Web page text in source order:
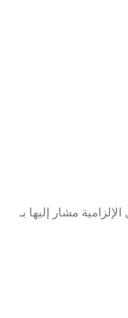
مشار إليها بـ